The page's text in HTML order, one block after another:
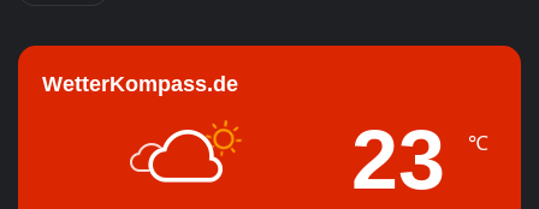
WetterKompass.de
23 ℃